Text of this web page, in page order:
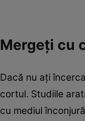
Mergeți cu
Dacă nu ați
cortul. Studiile
cu mediul